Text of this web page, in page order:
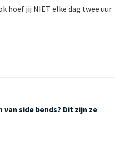
hoef jij NIET elke dag twee uur
van side bends? Dit zijn ze